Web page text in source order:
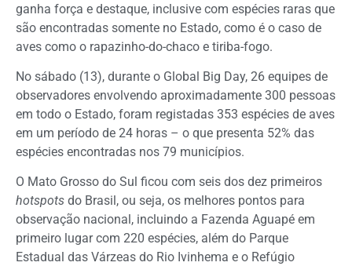
ganha força e destaque, inclusive com espécies raras que
são encontradas somente no Estado, como é o caso de
aves como o rapazinho-do-chaco e tiriba-fogo.
No sábado (13), durante o Global Big Day, 26 equipes de
observadores envolvendo aproximadamente 300 pessoas
em todo o Estado, foram registadas 353 espécies de aves
em um período de 24 horas – o que presenta 52% das
espécies encontradas nos 79 municípios.
O Mato Grosso do Sul ficou com seis dos dez primeiros
hotspots do Brasil, ou seja, os melhores pontos para
observação nacional, incluindo a Fazenda Aguapé em
primeiro lugar com 220 espécies, além do Parque
Estadual das Várzeas do Rio Ivinhema e o Refúgio